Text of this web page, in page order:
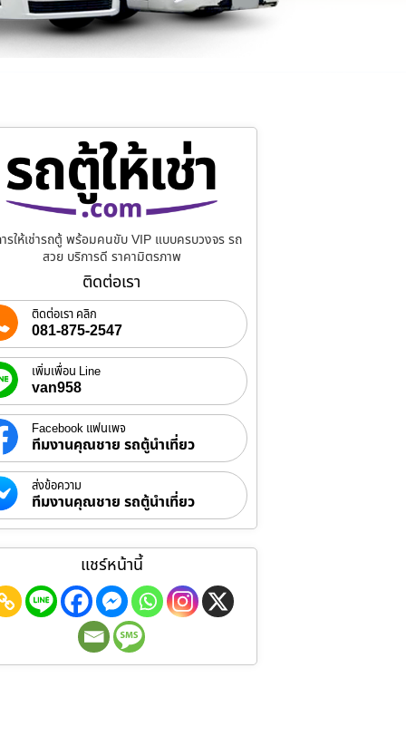
รให้เช่ารถตู้ พร้อมคนขับ VIP แบบครบวงจร รถ
สวย บริการดี ราคามิตรภาพ
ติดต่อเรา
ติดต่อเรา คลิก
081-875-2547
เพิ่มเพื่อน Line
van958
Facebook แฟนเพจ
ทีมงานคุณชาย รถตู้นำเที่ยว
ส่งข้อความ
ทีมงานคุณชาย รถตู้นำเที่ยว
แชร์หน้านี้